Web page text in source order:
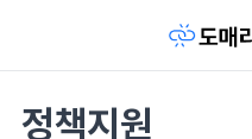
정책지원